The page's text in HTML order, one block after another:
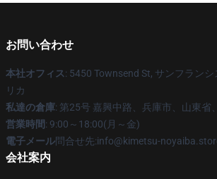
お問い合わせ
本社オフィス: 5450 Townsend St, サンフランシ
リカ
私達の倉庫: 第25号 嘉興中路、兵庫市、山東省
営業時間: 9:00～18:00(月～金)
電子メール問合せ先:info@kimetsu-
会社案内